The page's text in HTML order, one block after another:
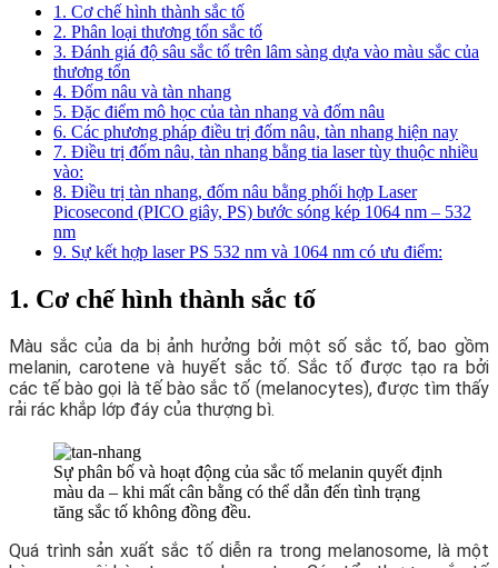
1. Cơ chế hình thành sắc tố
2. Phân loại thương tổn sắc tố
3. Đánh giá độ sâu sắc tố trên lâm sàng dựa vào màu sắc của
thương tổn
4. Đốm nâu và tàn nhang
5. Đặc điểm mô học của tàn nhang và đốm nâu
6. Các phương pháp điều trị đốm nâu, tàn nhang hiện nay
7. Điều trị đốm nâu, tàn nhang bằng tia laser tùy thuộc nhiều
vào:
8. Điều trị tàn nhang, đốm nâu bằng phối hợp Laser
Picosecond (PICO giây, PS) bước sóng kép 1064 nm – 532
nm
9. Sự kết hợp laser PS 532 nm và 1064 nm có ưu điểm:
1. Cơ chế hình thành sắc tố
Màu sắc của da bị ảnh hưởng bởi một số sắc tố, bao gồm
melanin, carotene và huyết sắc tố. Sắc tố được tạo ra bởi
các tế bào gọi là tế bào sắc tố (melanocytes), được tìm thấy
rải rác khắp lớp đáy của thượng bì.
Sự phân bố và hoạt động của sắc tố melanin quyết định
màu da – khi mất cân bằng có thể dẫn đến tình trạng
tăng sắc tố không đồng đều.
Quá trình sản xuất sắc tố diễn ra trong melanosome, là một